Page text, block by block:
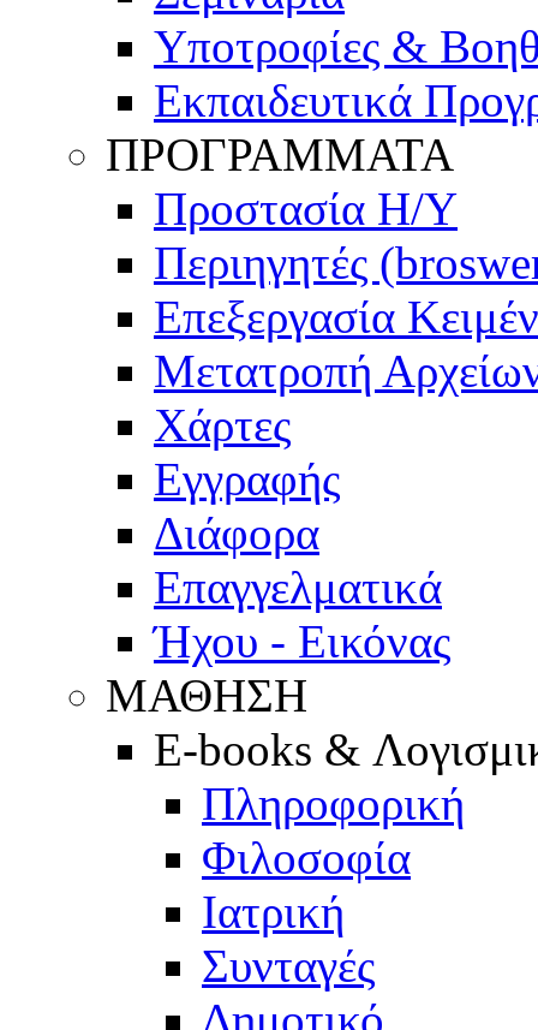
Υποτροφίες &
Εκπαιδευτικά
ΠΡΟΓΡΑΜΜΑΤΑ
Προστασία Η/Υ
Περιηγητές
Επεξεργασία
Μετατροπή
Χάρτες
Εγγραφής
Διάφορα
Επαγγελματικά
Ήχου - Εικόνας
ΜΑΘΗΣΗ
E-books &
Πληροφορική
Φιλοσοφία
Ιατρική
Συνταγές